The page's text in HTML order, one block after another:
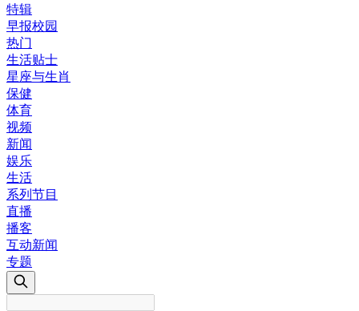
特辑
早报校园
热门
生活贴士
星座与生肖
保健
体育
视频
新闻
娱乐
生活
系列节目
直播
播客
互动新闻
专题